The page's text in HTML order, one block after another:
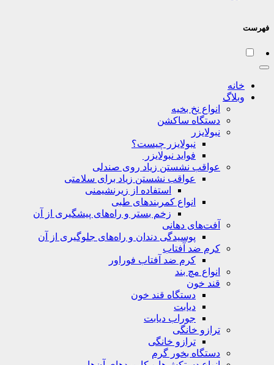
فهرست
خانه
وبلاگ
انواع نخ بخیه
دستگاه ساکشن
نبولایزر
نبولایزر چیست؟
فواید نبولایزر
عواقب نشستن زیاد روی صندلی
عواقب نشستن زیاد برای سلامتی
استفاده از زیرنشیمنی
انواع کمربندهای طبی
زخم بستر و راه‌های پیشگیری از آن
آفت‌های دهانی
پوسیدگی دندان و راه‌های جلوگیری از آن
کرم ضد آفتاب
کرم ضد آفتاب فوراور
انواع مچ بند
قند خون
دستگاه قند خون
دیابت
جوراب دیابت
ترازو خانگی
ترازو خانگی
دستگاه بخور گرم